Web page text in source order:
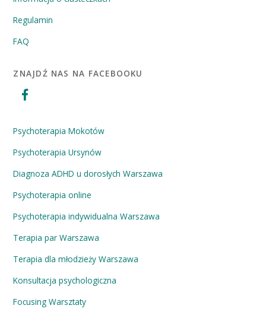
Regulamin
FAQ
ZNAJDŹ NAS NA FACEBOOKU
Psychoterapia Mokotów
Psychoterapia Ursynów
Diagnoza ADHD u dorosłych Warszawa
Psychoterapia online
Psychoterapia indywidualna Warszawa
Terapia par Warszawa
Terapia dla młodzieży Warszawa
Konsultacja psychologiczna
Focusing Warsztaty